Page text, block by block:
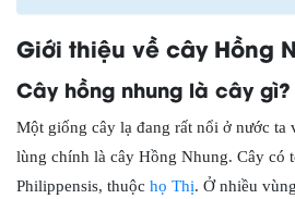
Giới thiệu về cây Hồng
Cây hồng nhung là cây gì?
Một giống cây lạ đang rất nổi ở nước ta
lùng chính là cây Hồng Nhung. Cây có
Philippensis, thuộc họ Thị. Ở nhiều